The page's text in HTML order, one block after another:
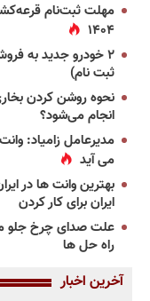
مهلت ثبت‌نام
۱۴۰۴
۲ خودرو جدید به
ثبت نام)
نحوه روشن کردن
انجام می‌شود؟
مدیرعامل زامیاد:
می آید
ایران برای کار کردن
علت صدای چرخ جلو
راه حل ها
آخرین اخبار